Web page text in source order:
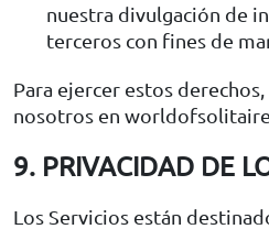
nuestra divulgación de
terceros con fines de
Para ejercer estos
nosotros en
9. PRIVACIDAD DE
Los Servicios están